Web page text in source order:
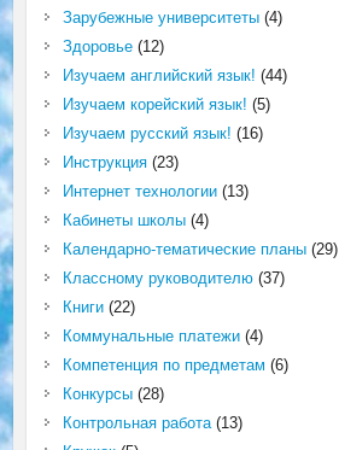
Зарубежные университеты(4)
Здоровье(12)
Изучаем английский язык! (44)
Изучаем корейский язык! (5)
Изучаем русский язык! (16)
Инструкция(23)
Интернет технологии(13)
Кабинеты школы(4)
Календарно-тематические планы(29)
Классному руководителю(37)
Книги(22)
Коммунальные платежи(4)
Компетенция по предметам (6)
Конкурсы(28)
Контрольная работа(13)